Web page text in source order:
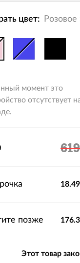
цвет:
момент это
отсутствует
619
позже
Этот товар